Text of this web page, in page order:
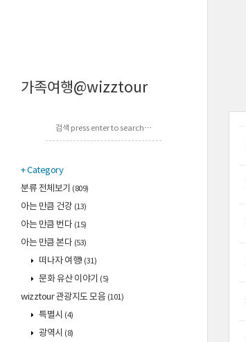
가족여행@wizztour
Category
분류 전체보기
(809)
아는 만큼 건강 (13)
아는 만큼 번다 (15)
아는 만큼 본다 (53)
떠나자 여행! (31)
문화 유산 이야기 (5)
wizztour 관광지도 모음 (101)
특별시 (4)
광역시 (8)